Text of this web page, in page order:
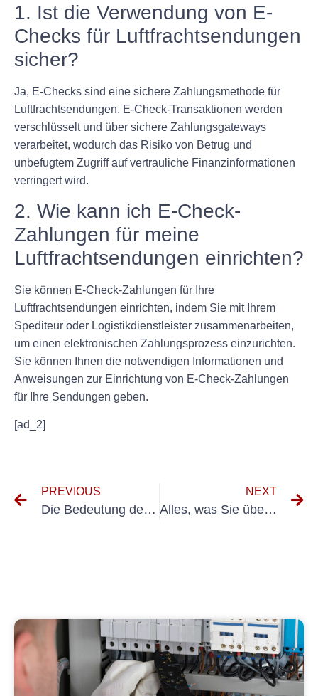
1. Ist die Verwendung von E-
Checks für Luftfrachtsendungen
sicher?
Ja, E-Checks sind eine sichere Zahlungsmethode für
Luftfrachtsendungen. E-Check-Transaktionen werden
verschlüsselt und über sichere Zahlungsgateways
verarbeitet, wodurch das Risiko von Betrug und
unbefugtem Zugriff auf vertrauliche Finanzinformationen
verringert wird.
2. Wie kann ich E-Check-
Zahlungen für meine
Luftfrachtsendungen einrichten?
Sie können E-Check-Zahlungen für Ihre
Luftfrachtsendungen einrichten, indem Sie mit Ihrem
Spediteur oder Logistikdienstleister zusammenarbeiten,
um einen elektronischen Zahlungsprozess einzurichten.
Sie können Ihnen die notwendigen Informationen und
Anweisungen zur Einrichtung von E-Check-Zahlungen
für Ihre Sendungen geben.
[ad_2]
PREVIOUS
Die Bedeutung der UVV-Prüfung Luftfracht für die Luftfrachtsicherheit
NEXT
Alles, was Sie über die DGUV V3-Prüfung für Reiseführerdienste wissen müssen